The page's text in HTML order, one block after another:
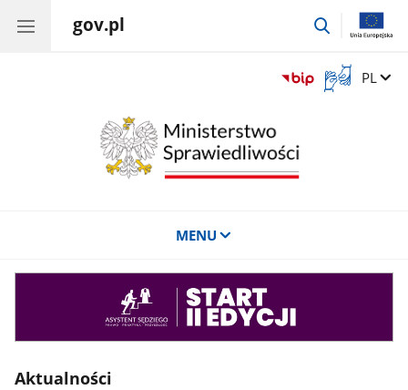
gov.pl
przejdź
Otwórz
okno
Zmień
PL
MENU
Aktualności